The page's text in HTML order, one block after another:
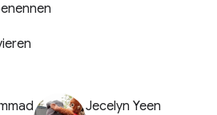
Jecelyn Yeen